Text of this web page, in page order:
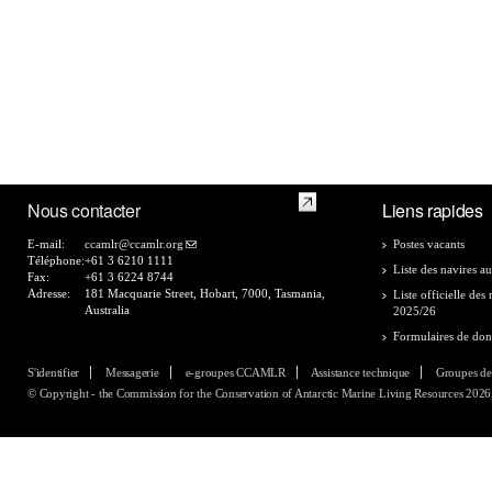
Nous contacter
E-mail:
ccamlr@ccamlr.org
Téléphone:+61 3 6210 1111
Fax:
+61 3 6224 8744
Adresse:
181 Macquarie Street, Hobart, 7000, Tasmania,
Australia
Liens rapides
Postes vacants
Liste des navires
Liste officielle des
2025/26
Formulaires de
S'identifier Messagerie e-groupes CCAMLR Assistance technique
Groupes
© Copyright - the Commission for the Conservation of Antarctic Marine Living Resources